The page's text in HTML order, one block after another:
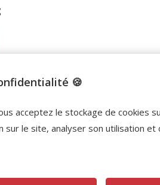
🍪
acceptez le stockage de cookies
sur le site, analyser son utilisation et